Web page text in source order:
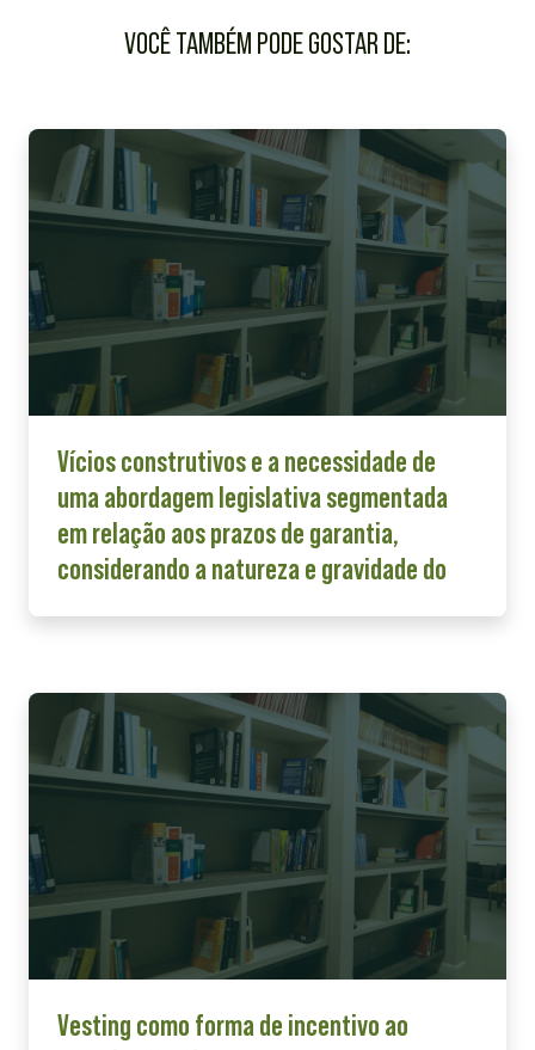
VOCÊ TAMBÉM PODE GOSTAR DE:
Vícios construtivos e a necessidade de
uma abordagem legislativa segmentada
em relação aos prazos de garantia,
considerando a natureza e gravidade do
Vesting como forma de incentivo ao